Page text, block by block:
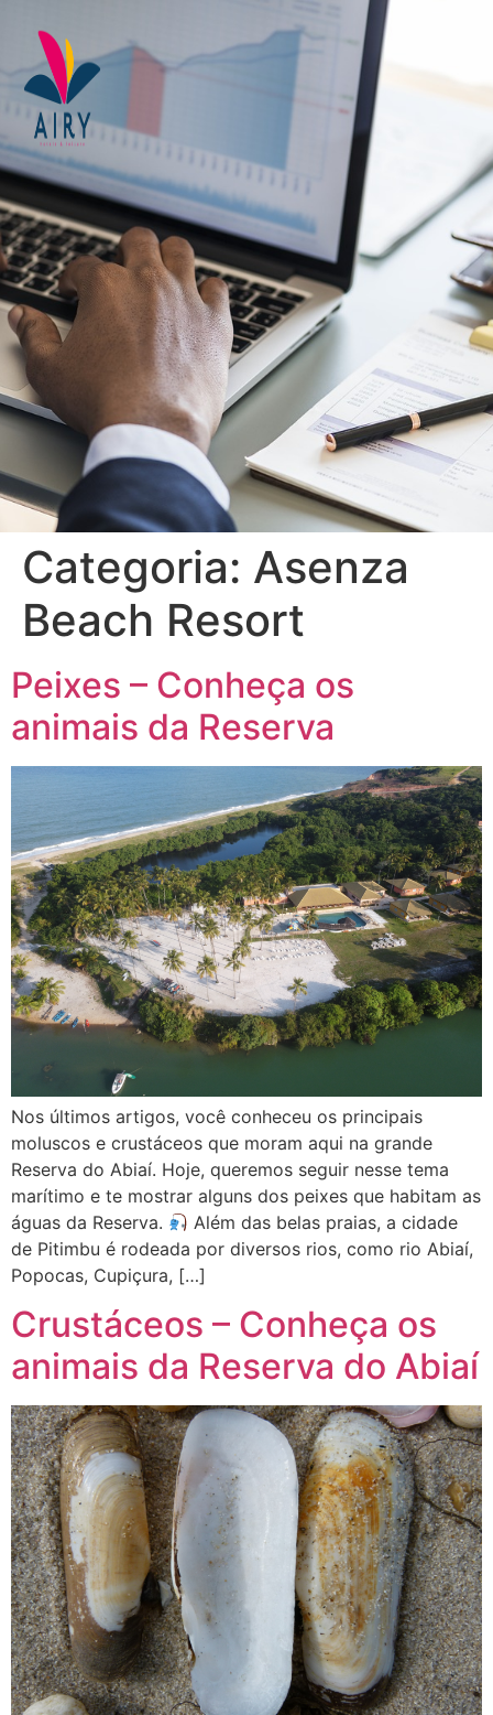
Categoria: Asenza
Beach Resort
Peixes – Conheça os
animais da Reserva
Nos últimos artigos, você conheceu os principais
moluscos e crustáceos que moram aqui na grande
Reserva do Abiaí. Hoje, queremos seguir nesse tema
marítimo e te mostrar alguns dos peixes que habitam as
águas da Reserva.
Além das belas praias, a cidade
de Pitimbu é rodeada por diversos rios, como rio Abiaí,
Popocas, Cupiçura, […]
Crustáceos – Conheça os
animais da Reserva do Abiaí